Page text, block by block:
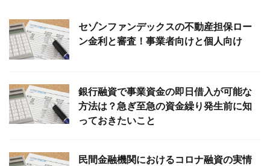
セゾンファンデックスの不動産担保ロー
ン金利と審査！事業者向けと個人向け
銀行融資で事業資金の即日借入が可能な
方法は？急ぎ至急の資金繰り発生前に知
っておきたいこと
民間金融機関におけるコロナ融資の実情